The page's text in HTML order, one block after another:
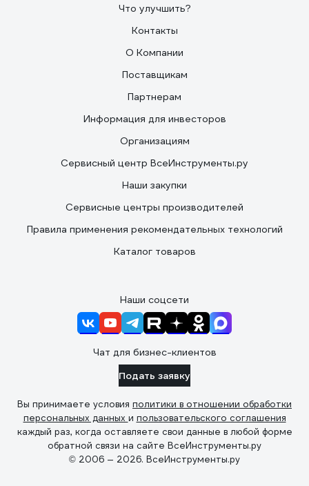
Что улучшить?
Контакты
О Компании
Поставщикам
Партнерам
Информация для инвесторов
Организациям
Сервисный центр ВсеИнструменты.ру
Наши закупки
Сервисные центры производителей
Правила применения рекомендательных технологий
Каталог товаров
Наши соцсети
Чат для бизнес-клиентов
Подать заявку
Вы принимаете условия политики в отношении обработки
персональных данных и пользовательского соглашения
каждый раз, когда оставляете свои данные в любой форме
обратной связи на сайте ВсеИнструменты.ру
© 2006 — 2026. ВсеИнструменты.ру